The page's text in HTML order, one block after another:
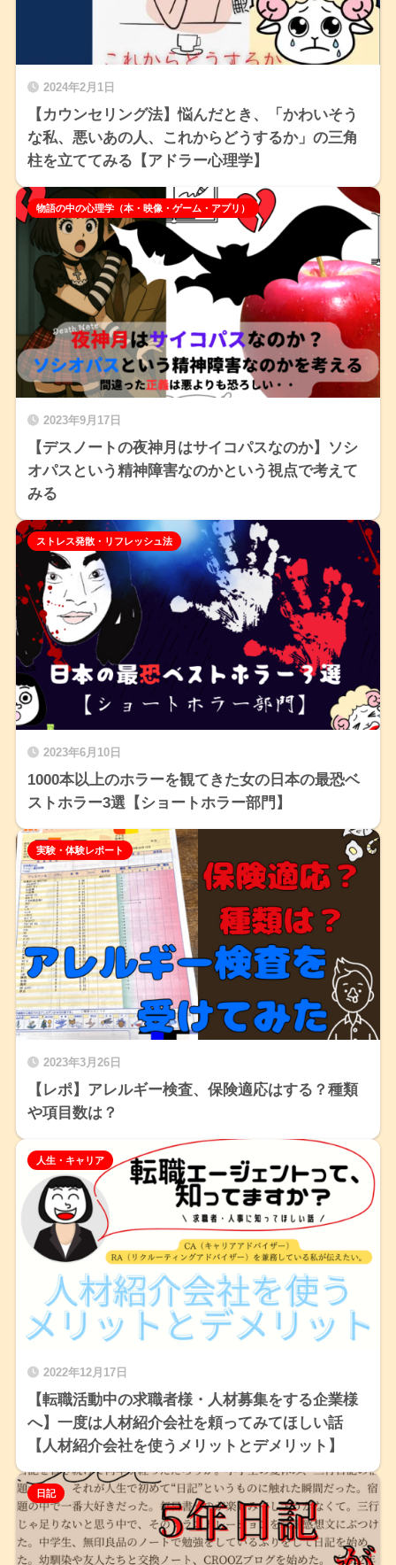
2024年2月1日
【カウンセリング法】悩んだとき、「かわいそう
な私、悪いあの人、これからどうするか」の三角
柱を立ててみる【アドラー心理学】
2023年9月17日
【デスノートの夜神月はサイコパスなのか】ソシ
オパスという精神障害なのかという視点で考えて
みる
物語の中の心理学（本・映像・ゲーム・アプリ）
2023年6月10日
1000本以上のホラーを観てきた女の日本の最恐ベ
ストホラー3選【ショートホラー部門】
ストレス発散・リフレッシュ法
2023年3月26日
【レポ】アレルギー検査、保険適応はする？種類
や項目数は？
実験・体験レポート
2022年12月17日
【転職活動中の求職者様・人材募集をする企業様
へ】一度は人材紹介会社を頼ってみてほしい話
【人材紹介会社を使うメリットとデメリット】
人生・キャリア
日記